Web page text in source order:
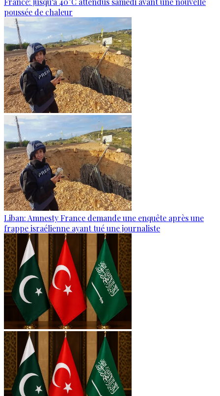
poussée de chaleur
Liban: Amnesty France demande une enquête après une
frappe israélienne ayant tué une journaliste